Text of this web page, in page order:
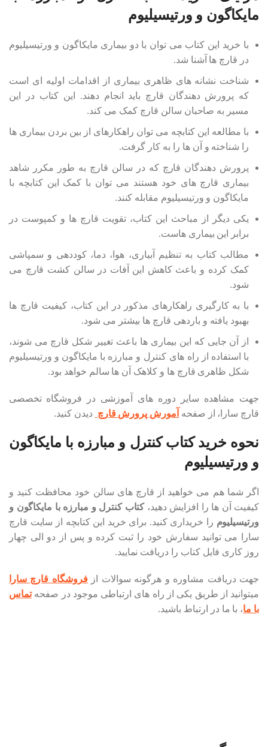
مایکاگون و ورتیسیلیوم
با خرید این کتاب می توان با دو بیماری مایکاگون و ورتیسیلیوم
در قارچ ها آشنا شد.
شناخت نشانه های ظاهری بیماری از اقدامات اولیه ای است
که پرورش دهندگان قارچ باید انجام دهند. این کتاب در این
مسیر به صاحبان سالن قارچ کمک می کند.
با مطالعه این کتابچه می توان راهکارهای از بین بردن بیماری ها
را شناخته و آن ها را به کار گرفت.
پرورش دهندگان قارچ که در سالن قارچ به طور مکرر شاهد
بیماری قارچ های خود هستند می توان با کمک این کتابچه با
مایکاگون و ورتیسیلیوم مقابله کنند.
یکی دیگر از مباحث این کتاب، تقویت قارچ ها و کمپوست در
برابر این بیماری هاست.
مطالب کتاب به تنظیم آبیاری، هوا، دما، کوددهی و سمپاشی
کمک کرده و باعث کاهش این آفات در سالن کشت قارچ می
شود.
با به کارگیری راهکارهای مذکور در این کتاب، کیفیت قارچ ها
بهبود یافته و باردهی قارچ ها بیشتر می شود.
از آن جایی که این بیماری ها باعث تغییر شکل قارچ می شوند،
با استفاده از راه های کنترل و مبارزه با مایکاگون و ورتیسیلیوم
شکل ظاهری قارچ ها و کلاهک آن ها سالم خواهد بود.
جهت مشاهده سایر دوره های آموزشی در فروشگاه تخصصی
قارچ سارا، از صفحه آمورش پرورش قارچ دیدن کنید.
نحوه خرید کتاب کنترل و مبارزه با مایکاگون
و ورتیسیلیوم
اگر شما هم می خواهید از قارچ های سالن خود محافظت کنید و
کیفیت آن ها را افزایش دهید، کتاب کنترل و مبارزه با مایکاگون و
ورتیسیلیوم را خریداری کنید. برای خرید این کتابچه از سایت قارچ
سارا می توانید سفارش خود را ثبت کرده و پس از دو الی چهار
روز کاری فایل کتاب را دریافت نمایید.
جهت دریافت مشاوره و هرگونه سوالات ازفروشگاه قارچ سارا
میتوانید از طریق یکی از راه های ارتباطی موجود در صفحه تماس
با ما، با ما در ارتباط باشید.